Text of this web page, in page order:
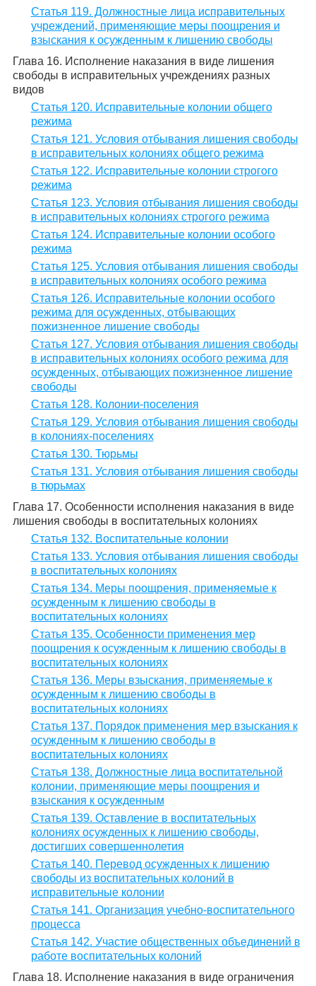
Статья 119. Должностные лица исправительных
учреждений, применяющие меры поощрения и
взыскания к осужденным к лишению свободы
Глава 16. Исполнение наказания в виде лишения
свободы в исправительных учреждениях разных
видов
Статья 120. Исправительные колонии общего
режима
Статья 121. Условия отбывания лишения свободы
в исправительных колониях общего режима
Статья 122. Исправительные колонии строгого
режима
Статья 123. Условия отбывания лишения свободы
в исправительных колониях строгого режима
Статья 124. Исправительные колонии особого
режима
Статья 125. Условия отбывания лишения свободы
в исправительных колониях особого режима
Статья 126. Исправительные колонии особого
режима для осужденных, отбывающих
пожизненное лишение свободы
Статья 127. Условия отбывания лишения свободы
в исправительных колониях особого режима для
осужденных, отбывающих пожизненное лишение
свободы
Статья 128. Колонии-поселения
Статья 129. Условия отбывания лишения свободы
в колониях-поселениях
Статья 130. Тюрьмы
Статья 131. Условия отбывания лишения свободы
в тюрьмах
Глава 17. Особенности исполнения наказания в виде
лишения свободы в воспитательных колониях
Статья 132. Воспитательные колонии
Статья 133. Условия отбывания лишения свободы
в воспитательных колониях
Статья 134. Меры поощрения, применяемые к
осужденным к лишению свободы в
воспитательных колониях
Статья 135. Особенности применения мер
поощрения к осужденным к лишению свободы в
воспитательных колониях
Статья 136. Меры взыскания, применяемые к
осужденным к лишению свободы в
воспитательных колониях
Статья 137. Порядок применения мер взыскания к
осужденным к лишению свободы в
воспитательных колониях
Статья 138. Должностные лица воспитательной
колонии, применяющие меры поощрения и
взыскания к осужденным
Статья 139. Оставление в воспитательных
колониях осужденных к лишению свободы,
достигших совершеннолетия
Статья 140. Перевод осужденных к лишению
свободы из воспитательных колоний в
исправительные колонии
Статья 141. Организация учебно-воспитательного
процесса
Статья 142. Участие общественных объединений в
работе воспитательных колоний
Глава 18. Исполнение наказания в виде ограничения